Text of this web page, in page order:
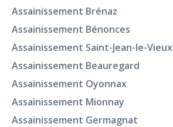
Assainissement Brénaz
Assainissement Bénonces
Assainissement Saint-Jean-le-Vieux
Assainissement Beauregard
Assainissement Oyonnax
Assainissement Mionnay
Assainissement Germagnat